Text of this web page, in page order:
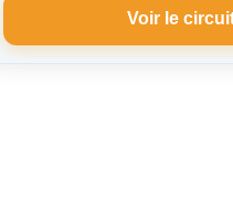
Voir le